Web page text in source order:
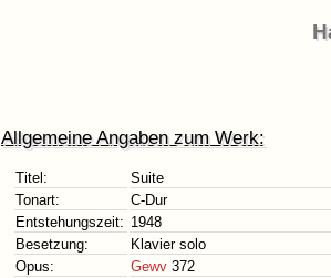
Allgemeine Angaben zum Werk:
Titel:
Suite
Tonart:
C-Dur
Entstehungszeit: 1948
Besetzung:
Klavier solo
Opus:
Gewv 372